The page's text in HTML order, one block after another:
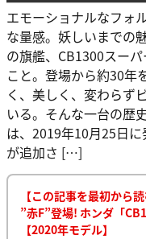
エモーショナルなフォ
な量感。妖しいまでの
の旗艦、CB1300スー
こと。登場から約30年
く、美しく、変わらず
いる。そんな一台の歴
は、2019年10月25日
が追加さ […]
【この記事を最初から読
”赤F”登場! ホンダ「
【2020年モデル】